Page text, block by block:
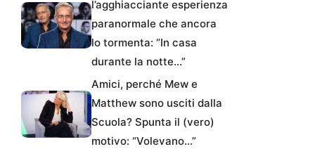
l’agghiacciante esperienza
paranormale che ancora
lo tormenta: “In casa
durante la notte…”
Amici, perché Mew e
Matthew sono usciti dalla
Scuola? Spunta il (vero)
motivo: “Volevano…”